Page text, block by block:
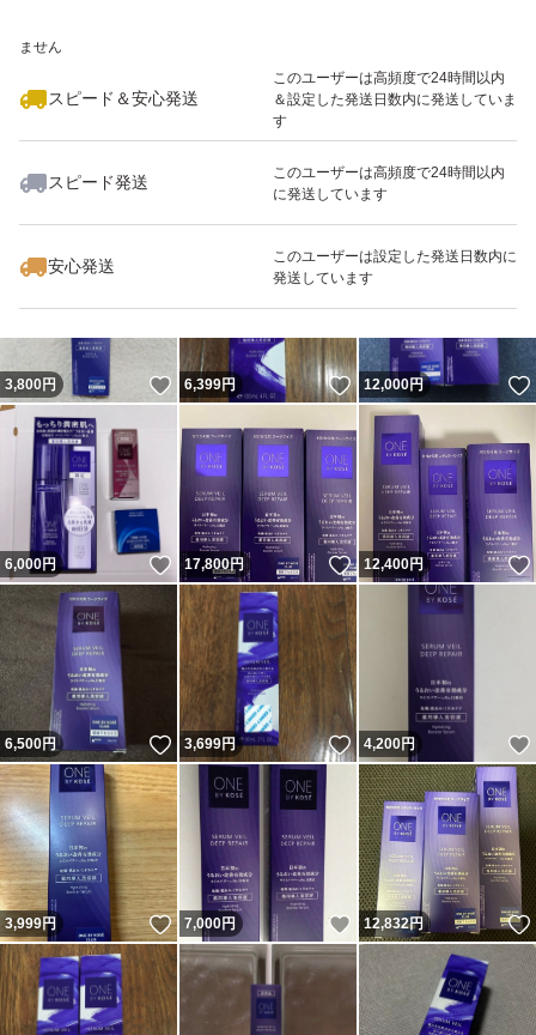
ません
スピード＆安心発送
このユーザーは高頻度で24時間以内
＆設定した発送日数内に発送していま
す
スピード発送
このユーザーは高頻度で24時間以内
に発送しています
安心発送
このユーザーは設定した発送日数内に
発送しています
いいね！
8,500
3,800円 いいね！
6,399円 いいね！
12,000円
6,000円 いいね！
17,800円 いいね！
12,400円
6,500円 いいね！
3,699円 いいね！
4,200円
3,999円 いいね！
7,000円 いいね！
12,832円